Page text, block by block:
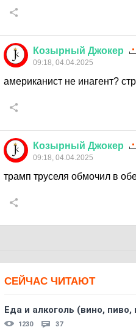
Козырный Джокер
09:18, 04.04.2025
американист не инагент?
Козырный Джокер
09:18, 04.04.2025
трамп труселя обмочил в
СЕЙЧАС ЧИТАЮТ
Еда и алкоголь (вино,
1230 37